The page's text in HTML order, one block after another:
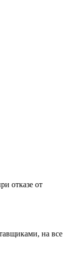
отказе от
на все